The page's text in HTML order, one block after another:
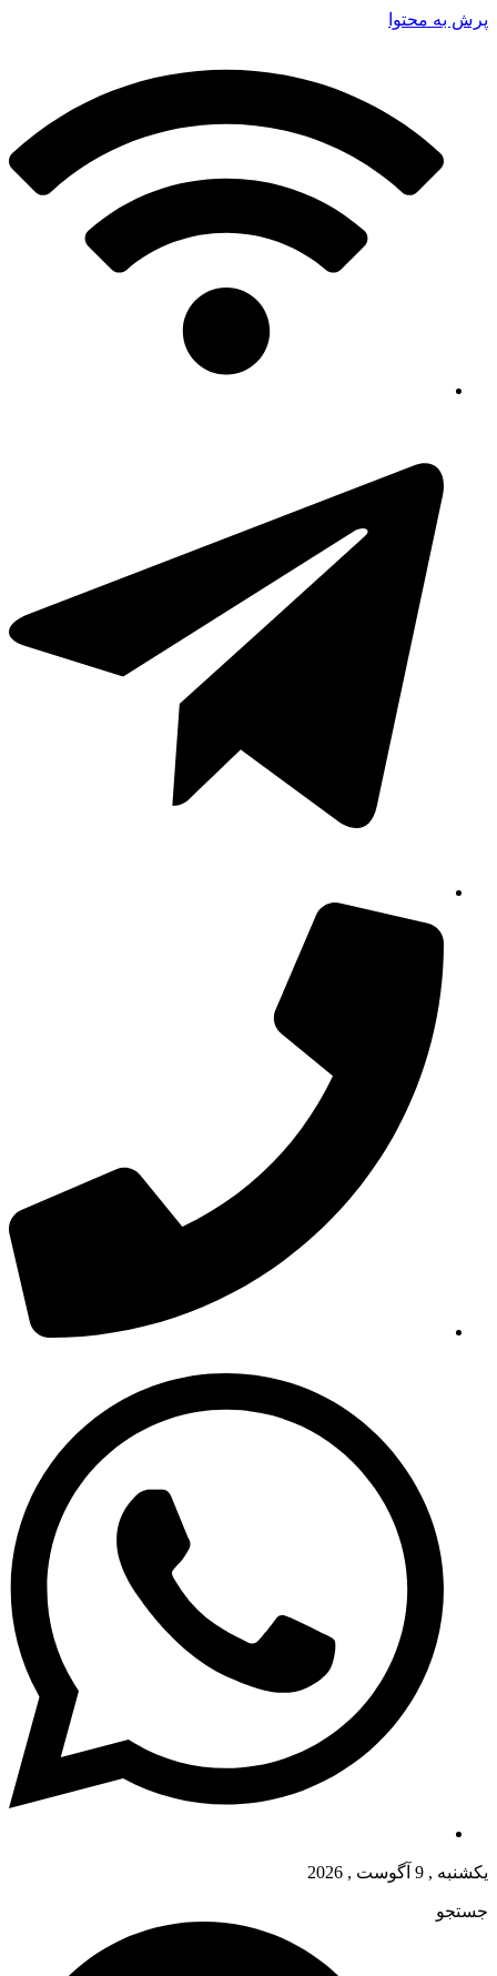
پرش به محتوا
یکشنبه , 9 آگوست , 2026
جستجو